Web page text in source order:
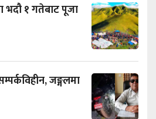
भदौ १ गतेबाट पूजा
जङ्गलमा